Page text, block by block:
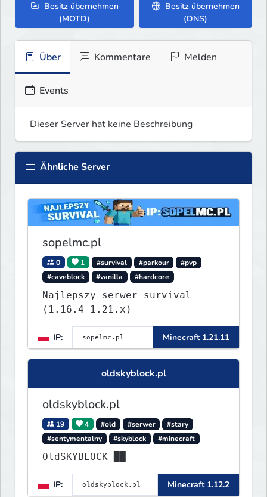
Besitz übernehmen
(MOTD)
Besitz übernehmen
(DNS)
Über Kommentare Melden
Events
Dieser Server hat keine Beschreibung
Ähnliche Server
sopelmc.pl
0 1 #survival #parkour
#pvp
#caveblock
#vanilla #hardcore
Najlepszy serwer survival
(1.16.4-1.21.x)
IP: Minecraft 1.21.11
oldskyblock.pl
oldskyblock.pl
19 4 #old #serwer
#stary
#sentymentalny
#skyblock #minecraft
OldSKYBLOCK ██
IP: Minecraft 1.12.2